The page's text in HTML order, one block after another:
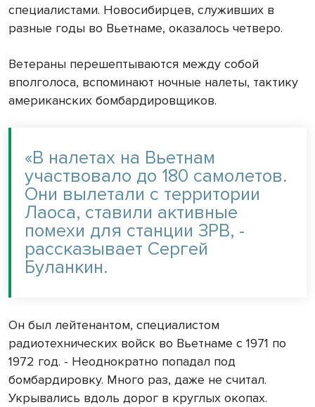
специалистами. Новосибирцев, служивших в
разные годы во Вьетнаме, оказалось четверо.
Ветераны перешептываются между собой
вполголоса, вспоминают ночные налеты, тактику
американских бомбардировщиков.
«В налетах на Вьетнам
участвовало до 180 самолетов.
Они вылетали с территории
Лаоса, ставили активные
помехи для станции ЗРВ, -
рассказывает Сергей
Буланкин.
Он был лейтенантом, специалистом
радиотехнических войск во Вьетнаме с 1971 по
1972 год. - Неоднократно попадал под
бомбардировку. Много раз, даже не считал.
Укрывались вдоль дорог в круглых окопах.